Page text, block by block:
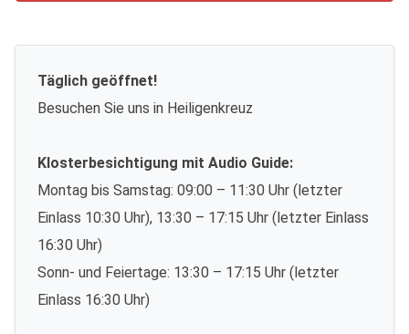
Täglich geöffnet!
Besuchen Sie uns in Heiligenkreuz
Klosterbesichtigung mit Audio Guide:
Montag bis Samstag: 09:00 – 11:30 Uhr (letzter
Einlass 10:30 Uhr), 13:30 – 17:15 Uhr (letzter Einlass
16:30 Uhr)
Sonn- und Feiertage: 13:30 – 17:15 Uhr (letzter
Einlass 16:30 Uhr)